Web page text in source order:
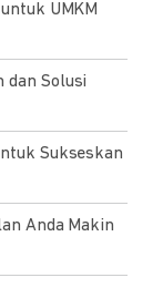
UMKM
dan Solusi
Sukseskan
Anda Makin